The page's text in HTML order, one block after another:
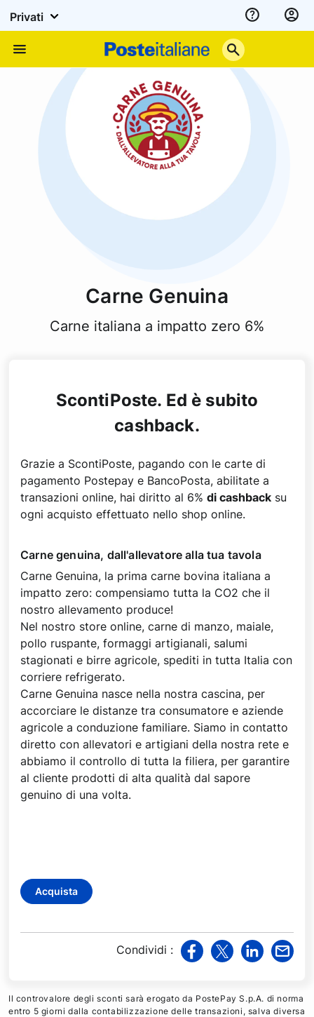
Privati
Assistenza
Italiane
Carne Genuina
Carne italiana a impatto zero 6%
ScontiPoste. Ed è subito
cashback.
Grazie a ScontiPoste, pagando con le carte di
pagamento Postepay e BancoPosta, abilitate a
transazioni online, hai diritto al 6% di cashback su
ogni acquisto effettuato nello shop online.
Carne genuina, dall'allevatore alla tua tavola
Carne Genuina, la prima carne bovina italiana a
impatto zero: compensiamo tutta la CO2 che il
nostro allevamento produce!
Nel nostro store online, carne di manzo, maiale,
pollo ruspante, formaggi artigianali, salumi
stagionati e birre agricole, spediti in tutta Italia con
corriere refrigerato.
Carne Genuina nasce nella nostra cascina, per
accorciare le distanze tra consumatore e aziende
agricole a conduzione familiare. Siamo in contatto
diretto con allevatori e artigiani della nostra rete e
abbiamo il controllo di tutta la filiera, per garantire
al cliente prodotti di alta qualità dal sapore
genuino di una volta.
Acquista
Condividi :
v
a
F
v
a
T
v
a
L
M
Il controvalore degli sconti sarà erogato da PostePay S.p.A. di norma
entro 5 giorni dalla contabilizzazione delle transazioni, salva diversa